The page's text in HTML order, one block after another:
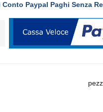
Conto Paypal Paghi Senza